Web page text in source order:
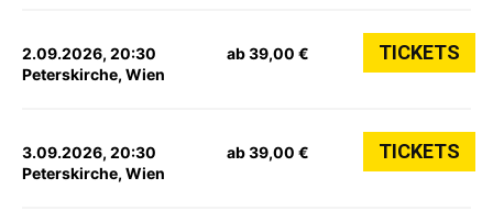
2.09.2026, 20:30
Peterskirche, Wien
ab 39,00 € TICKETS
3.09.2026, 20:30
Peterskirche, Wien
ab 39,00 € TICKETS